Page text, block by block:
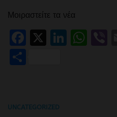
Μοιραστείτε τα νέα
Facebook
X
UNCATEGORIZED